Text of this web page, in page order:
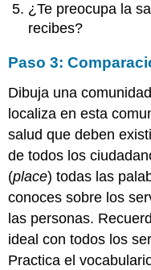
¿Te preocupa la
recibes?
Paso 3:
Dibuja una
localiza en esta
salud que deben
de todos los
(place) todas las
conoces sobre los
las personas.
ideal con todos los
Practica el